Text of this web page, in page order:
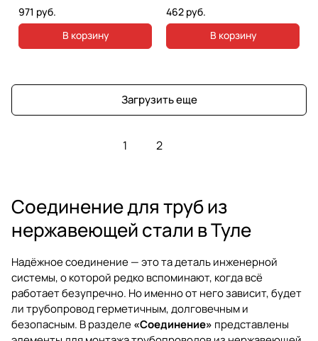
971 руб.
В корзину
462 руб.
В корзину
Загрузить еще
1 2
Соединение для труб из
нержавеющей стали в Туле
Надёжное соединение — это та деталь инженерной
системы, о которой редко вспоминают, когда всё
работает безупречно. Но именно от него зависит, будет
ли трубопровод герметичным, долговечным и
безопасным. В разделе«Соединение» представлены